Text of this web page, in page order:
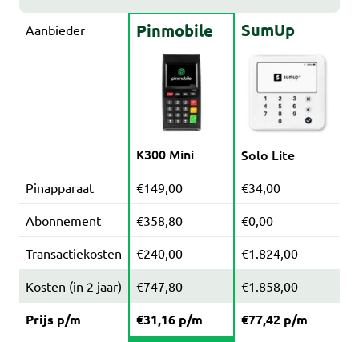
Aanbieder Pinmobile
K300 Mini
SumUp
Solo Lite
Pinapparaat €149,00 €34,00
Abonnement €358,80 €0,00
Transactiekosten €240,00 €1.824,00
Kosten (in 2 jaar) €747,80 €1.858,00
Prijs p/m €31,16 p/m €77,42 p/m